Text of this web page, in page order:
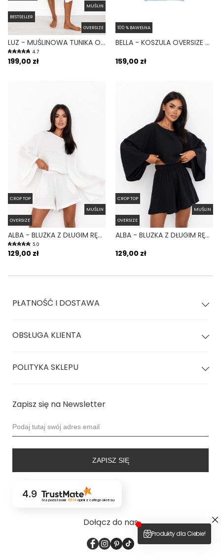
MUŚLIN
BESTSELLER
OVERSIZE
LUZ - MUŚLINOWA TUNIKA OVERSIZE NA GUZIKI BIAŁA
4.7
199,00 zł
100 % BAWEŁNA
BELLA - KOSZULA OVERSIZE NA LATO BŁĘKITNA
159,00 zł
CROP TOP
MUŚLIN
OVERSIZE
ALBA - BLUZKA Z DŁUGIM RĘKAWEM TYPU CROP TOP OVERSIZE BIAŁA
5.0
129,00 zł
CROP TOP
MUŚLIN
OVERSIZE
ALBA - BLUZKA Z DŁUGIM RĘKAWEM TYPU CROP TOP OVERSIZE CZARNA
129,00 zł
PŁATNOŚĆ I DOSTAWA
OBSŁUGA KLIENTA
POLITYKA SKLEPU
Zapisz się na Newsletter
ZAPISZ SIĘ
4.9
Na podstawie 6514opinii z całego okresu
Dołącz do nas